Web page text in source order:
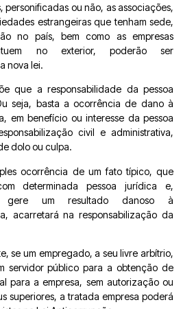
personificadas ou não, as associações,
estrangeiras que tenham sede,
no país, bem como as empresas
no exterior, poderão ser
nova lei.
que a responsabilidade da pessoa
seja, basta a ocorrência de dano à
em benefício ou interesse da pessoa
civil e administrativa,
dolo ou culpa.
ocorrência de um fato típico, que
determinada pessoa jurídica e,
gere um resultado danoso à
acarretará na responsabilização da
se um empregado, a seu livre arbítrio,
servidor público para a obtenção de
para a empresa, sem autorização ou
superiores, a tratada empresa poderá